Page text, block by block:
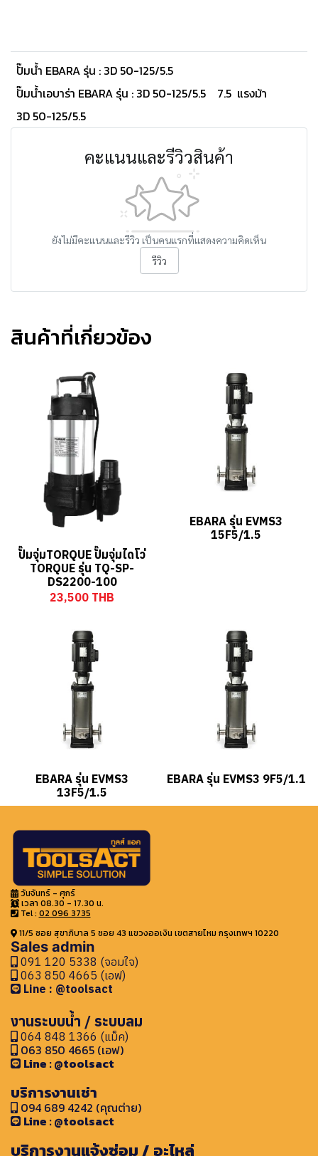
ปั๊มน้ำ EBARA รุ่น : 3D 50-125/5.5
ปั๊มน้ำเอบาร่า EBARA รุ่น : 3D 50-125/5.5
7.5 แรงม้า
3D 50-125/5.5
คะแนนและรีวิวสินค้า
ยังไม่มีคะแนนและรีวิว เป็นคนแรกที่แสดงความคิดเห็น
รีวิว
สินค้าที่เกี่ยวข้อง
ปั๊มจุ่มTORQUE ปั๊มจุ่มไดโว่
TORQUE รุ่น TQ-SP-
DS2200-100
23,500 THB
EBARA รุ่น EVMS3
15F5/1.5
EBARA รุ่น EVMS3
13F5/1.5
EBARA รุ่น EVMS3 9F5/1.1
วันจันทร์ - ศุกร์
เวลา 08.30 - 17.30 น.
Tel : 02 096 3735
11/5 ซอย สุขาภิบาล 5 ซอย 43 แขวงออเงิน เขตสายไหม กรุงเทพฯ 10220
Sales admin
091 120 5338 (จอมใจ)
063 850 4665 (เอฟ)
Line : @toolsact
งานระบบน้ำ / ระบบลม
064 848 1366 (แม็ค)
063 850 4665 (เอฟ)
Line : @toolsact
บริการงานเช่า
094 689 4242 (คุณต่าย)
Line : @toolsact
บริการงานแจ้งซ่อม / อะไหล่